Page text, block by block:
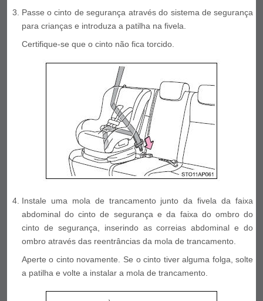
Passe o cinto de segurança através do sistema de segurança
para crianças e introduza a patilha na fivela.
Certifique-se que o cinto não fica torcido.
Instale uma mola de trancamento junto da fivela da faixa
abdominal do cinto de segurança e da faixa do ombro do
cinto de segurança, inserindo as correias abdominal e do
ombro através das reentrâncias da mola de trancamento.
Aperte o cinto novamente. Se o cinto tiver alguma folga, solte
a patilha e volte a instalar a mola de trancamento.